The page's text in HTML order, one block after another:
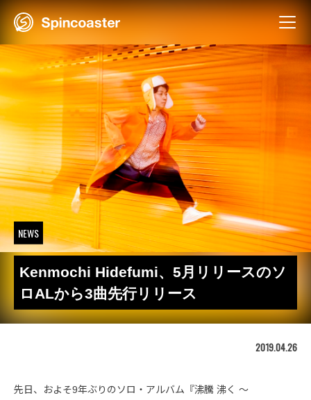
Skip
NEWS
Kenmochi Hidefumi、5月リリースのソ
ロALから3曲先行リリース
2019.04.26
先日、およそ9年ぶりのソロ・アルバム『沸騰 沸く ～